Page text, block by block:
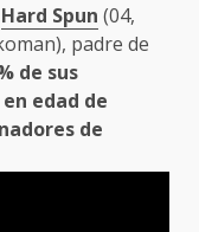
Hard Spun (04,
padre de
de sus
edad de
de